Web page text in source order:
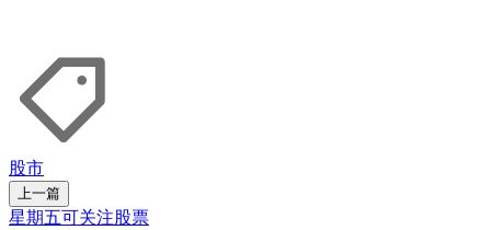
股市
上一篇
星期五可关注股票